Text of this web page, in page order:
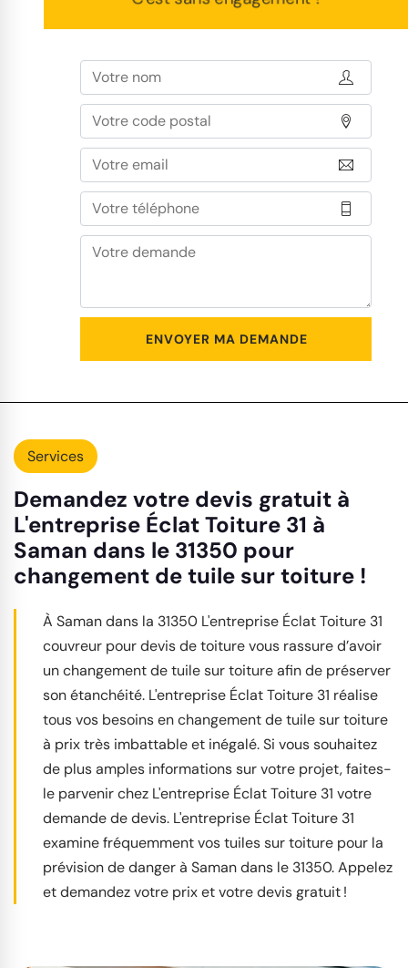
Services
Demandez votre devis gratuit à
L'entreprise Éclat Toiture 31 à
Saman dans le 31350 pour
changement de tuile sur toiture !
À Saman dans la 31350 L'entreprise Éclat Toiture 31
couvreur pour devis de toiture vous rassure d’avoir
un changement de tuile sur toiture afin de préserver
son étanchéité. L'entreprise Éclat Toiture 31 réalise
tous vos besoins en changement de tuile sur toiture
à prix très imbattable et inégalé. Si vous souhaitez
de plus amples informations sur votre projet, faites-
le parvenir chez L'entreprise Éclat Toiture 31 votre
demande de devis. L'entreprise Éclat Toiture 31
examine fréquemment vos tuiles sur toiture pour la
prévision de danger à Saman dans le 31350. Appelez
et demandez votre prix et votre devis gratuit !